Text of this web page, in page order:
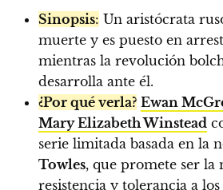
Sinopsis: Un aristócrata
muerte y es puesto en
mientras la revolución
desarrolla ante él.
¿Por qué verla? Ewan
Mary Elizabeth Winstead
serie limitada basada en la
Towles, que promete ser la
resistencia y tolerancia a